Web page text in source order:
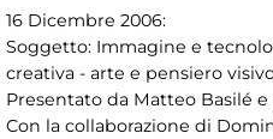
16 Dicembre 2006:
Soggetto: Immagine e
creativa - arte e pensiero
Presentato da Matteo Basilé e
Con la collaborazione di